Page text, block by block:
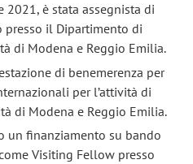
2021, è stata assegnista di
il Dipartimento di
di Modena e Reggio Emilia.
di benemerenza per
per l’attività di
di Modena e Reggio Emilia.
un finanziamento su bando
Visiting Fellow presso